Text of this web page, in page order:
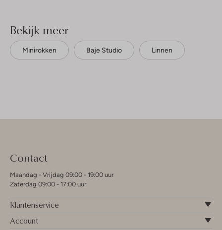
Bekijk meer
Minirokken Baje Studio Linnen
Contact
Maandag - Vrijdag 09:00 - 19:00 uur
Zaterdag 09:00 - 17:00 uur
Klantenservice
Account